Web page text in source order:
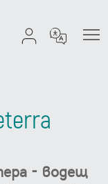
- водещ